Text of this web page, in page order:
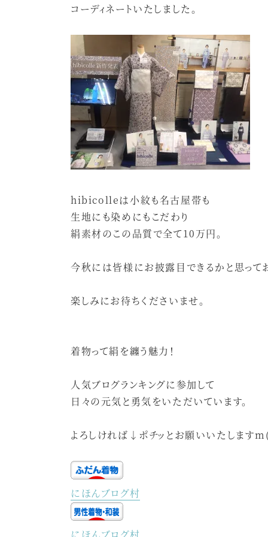
コーディネートいたしました。
hibicolleは小紋も名古屋帯も
生地にも染めにもこだわり
絹素材のこの品質で全て10万円。
今秋には皆様にお披露目できるかと思って
楽しみにお待ちくださいませ。
着物って絹を纏う魅力！
人気ブログランキングに参加して
日々の元気と勇気をいただいています。
よろしければ↓ポチッとお願いいたします
にほんブログ村